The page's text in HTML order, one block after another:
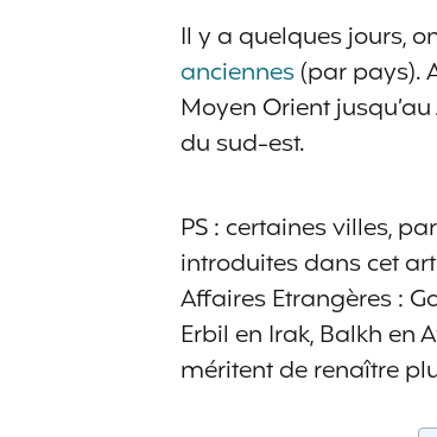
Il y a quelques jours,
anciennes(par pays).
Moyen Orient
du sud-est.
PS : certaines villes,
introduites dans cet
Affaires Etrangères :
Erbil en Irak, Balkh en
méritent de renaître